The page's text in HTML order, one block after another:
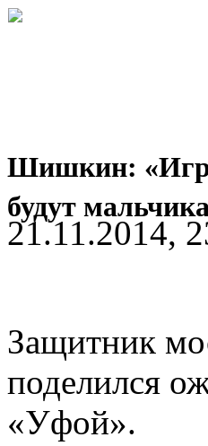
Шишкин:
будут
21.11.2014,
Защитник
поделился
«Уфой».